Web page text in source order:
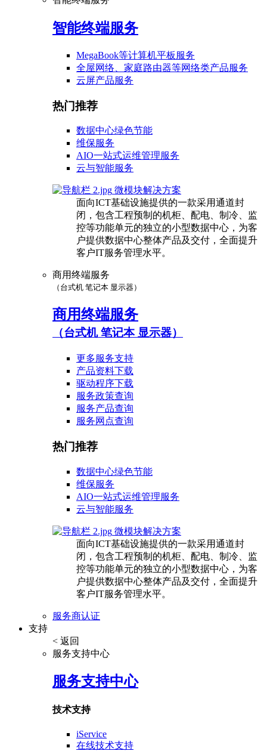
智能终端服务
MegaBook等计算机平板服务
全屋网络、家庭路由器等网络类产品服务
云屏产品服务
热门推荐
数据中心绿色节能
维保服务
AIO一站式运维管理服务
云与智能服务
微模块解决方案
面向ICT基础设施提供的一款采用通道封
闭，包含工程预制的机柜、配电、制冷、监
控等功能单元的独立的小型数据中心，为客
户提供数据中心整体产品及交付，全面提升
客户IT服务管理水平。
商用终端服务
（台式机 笔记本 显示器）
商用终端服务
（台式机 笔记本 显示器）
更多服务支持
产品资料下载
驱动程序下载
服务政策查询
服务产品查询
服务网点查询
热门推荐
数据中心绿色节能
维保服务
AIO一站式运维管理服务
云与智能服务
微模块解决方案
面向ICT基础设施提供的一款采用通道封
闭，包含工程预制的机柜、配电、制冷、监
控等功能单元的独立的小型数据中心，为客
户提供数据中心整体产品及交付，全面提升
客户IT服务管理水平。
服务商认证
支持
< 返回
服务支持中心
服务支持中心
技术支持
iService
在线技术支持